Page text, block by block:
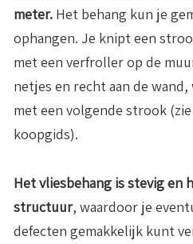
meter. Het behang kun je
ophangen. Je knipt een
met een verfroller op de
netjes en recht aan de
met een volgende strook
koopgids).
Het vliesbehang is stevig en
structuur, waardoor je
defecten gemakkelijk kunt